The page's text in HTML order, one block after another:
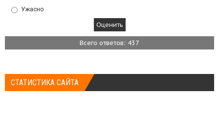
Ужасно
Всего ответов: 437
СТАТИСТИКА САЙТА